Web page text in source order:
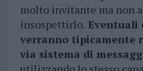
molto invitante ma non
insospettirlo. Eventuali
verranno tipicamente
via sistema di